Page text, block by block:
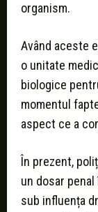
organism.
Având aceste
o unitate
biologice
momentul
aspect ce a
În prezent,
un dosar
sub influența